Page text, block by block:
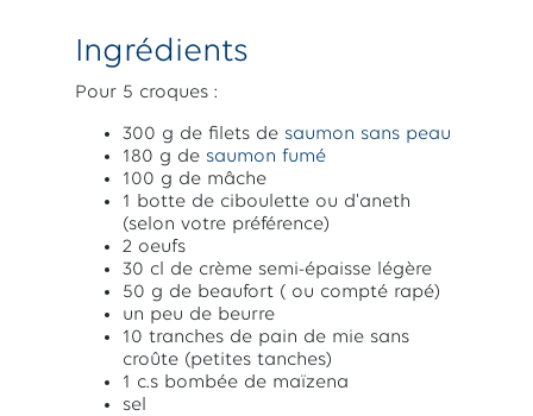
Ingrédients
Pour 5 croques :
300 g de filets de saumon sans peau
180 g de saumon fumé
100 g de mâche
1 botte de ciboulette ou d'aneth
(selon votre préférence)
2 oeufs
30 cl de crème semi-épaisse légère
50 g de beaufort ( ou compté rapé)
un peu de beurre
10 tranches de pain de mie sans
croûte (petites tanches)
1 c.s bombée de maïzena
sel